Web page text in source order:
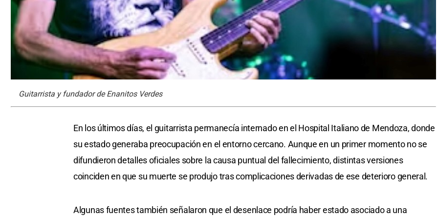
Guitarrista y fundador de Enanitos Verdes
En los últimos días, el guitarrista permanecía internado en el Hospital Italiano de Mendoza, donde
su estado generaba preocupación en el entorno cercano. Aunque en un primer momento no se
difundieron detalles oficiales sobre la causa puntual del fallecimiento, distintas versiones
coinciden en que su muerte se produjo tras complicaciones derivadas de ese deterioro general.
Algunas fuentes también señalaron que el desenlace podría haber estado asociado a una